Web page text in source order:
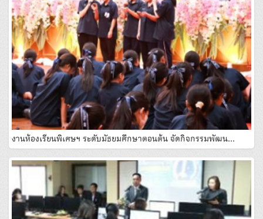
งานห้องเรียนพิเศษฯ ระดับมัธยมศึกษาตอนต้น จัดกิจกรรมพัฒน…